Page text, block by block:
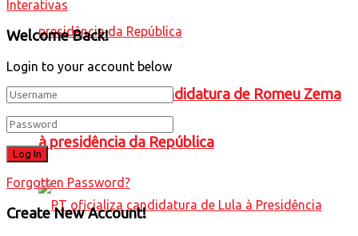
Novo oficializa a candidatura de Romeu Zema
à presidência da República
Interativas
Welcome Back!
Login to your account below
Forgotten Password?
Create New Account!